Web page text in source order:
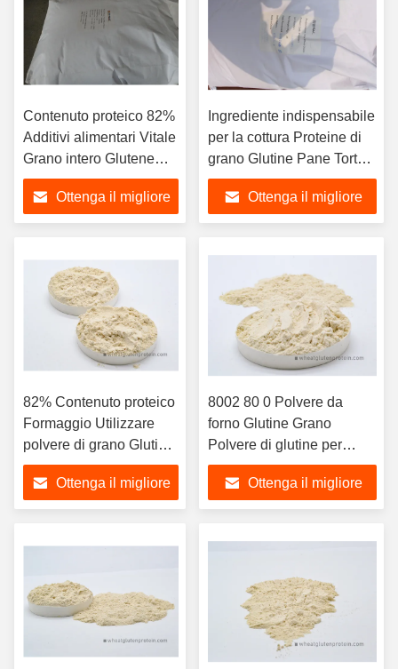
Contenuto proteico 82%
Additivi alimentari Vitale
Grano intero Glutene
Durezza aumentata
Ottenga il migliore
Ingrediente indispensabile
per la cottura Proteine di
grano Glutine Pane Torte
Torte e dolci
Ottenga il migliore
82% Contenuto proteico
Formaggio Utilizzare
polvere di grano Glutine
Grado alimentare
Ottenga il migliore
8002 80 0 Polvere da
forno Glutine Grano
Polvere di glutine per
l'industria alimentare 25
kg/saccoOttenga il migliore